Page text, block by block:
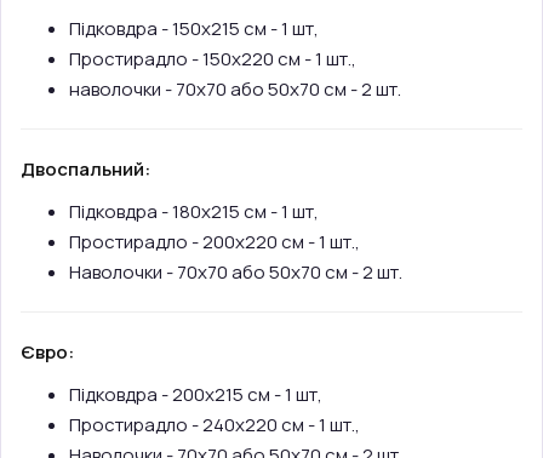
Підковдра - 150х215 см - 1 шт,
Простирадло - 150х220 см - 1 шт.,
наволочки - 70х70 або 50х70 см - 2 шт.
Двоспальний:
Підковдра - 180х215 см - 1 шт,
Простирадло - 200х220 см - 1 шт.,
Наволочки - 70х70 або 50х70 см - 2 шт.
Євро:
Підковдра - 200х215 см - 1 шт,
Простирадло - 240х220 см - 1 шт.,